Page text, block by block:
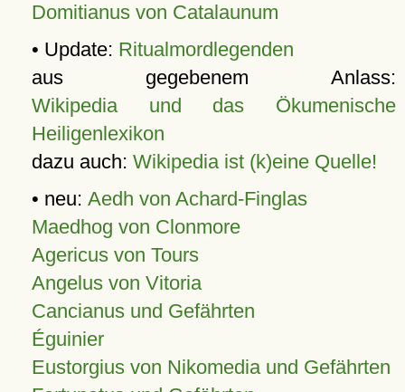
Domitianus von Catalaunum
• Update: Ritualmordlegenden
aus gegebenem Anlass:
Wikipedia und das Ökumenische
Heiligenlexikon
dazu auch: Wikipedia ist (k)eine Quelle!
• neu: Aedh von Achard-Finglas
Maedhog von Clonmore
Agericus von Tours
Angelus von Vitoria
Cancianus und Gefährten
Éguinier
Eustorgius von Nikomedia und Gefährten